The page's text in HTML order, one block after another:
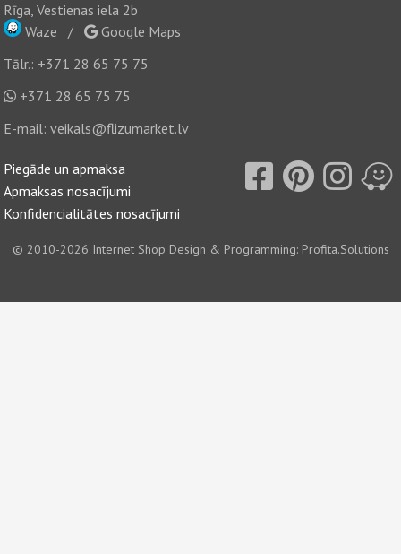
Rīga, Vestienas iela 2b
Waze /
Google Maps
Tālr.: +371 28 65 75 75
+371 28 65 75 75
E-mail:veikals@flizumarket.lv
Piegāde un apmaksa
Apmaksas nosacījumi
Konfidencialitātes nosacījumi
© 2010-2026 Internet Shop Design & Programming: Profita.Solutions